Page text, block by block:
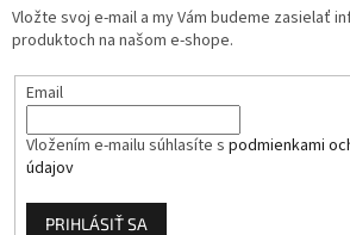
Vložte svoj e-mail a my Vám budeme zasielať
produktoch na našom e-shope.
Email
Vložením e-mailu súhlasíte s podmienkami
údajov
PRIHLÁSIŤ SA